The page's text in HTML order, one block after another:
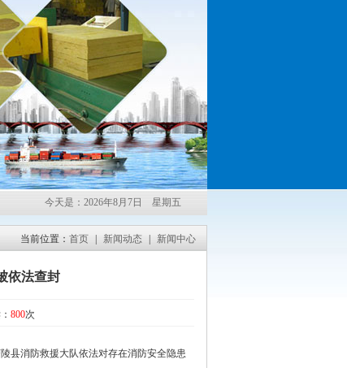
一流质量，保持一级信誉”的经营理念，坚持“客户第一”的原则为广大客户提供
今天是：2026年8月7日 星期五
当前位置： 首页 新闻动态 新闻中心
依法查封
800次
县消防救援大队依法对存在消防安全隐患